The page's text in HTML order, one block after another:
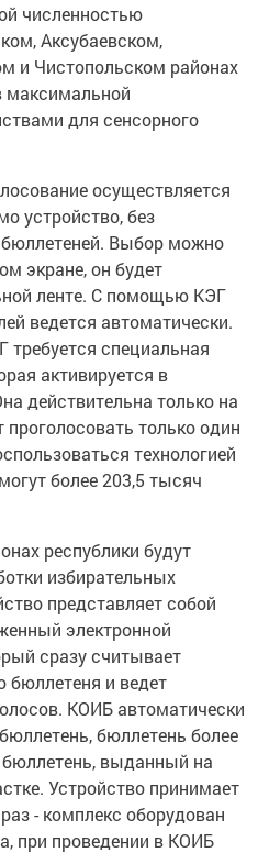
численностью
Аксубаевском,
и Чистопольском районах
максимальной
для сенсорного
осуществляется
устройство, без
Выбор можно
экране, он будет
ленте. С помощью КЭГ
ведется автоматически.
требуется специальная
активируется в
действительна только на
только один
технологией
более 203,5 тысяч
республики будут
избирательных
представляет собой
электронной
сразу считывает
и ведет
КОИБ автоматически
бюллетень более
выданный на
Устройство принимает
- комплекс оборудован
при проведении в КОИБ